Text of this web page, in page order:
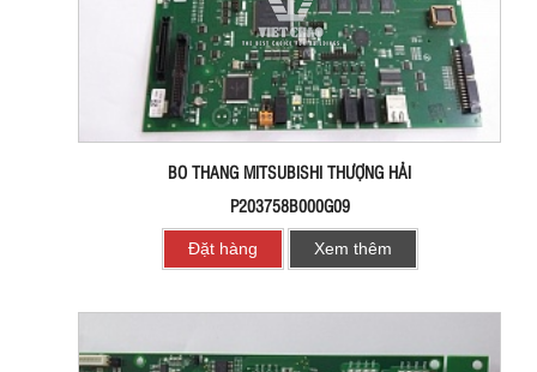
BO THANG MITSUBISHI THƯỢNG HẢI
P203758B000G09
Đặt hàng Xem thêm